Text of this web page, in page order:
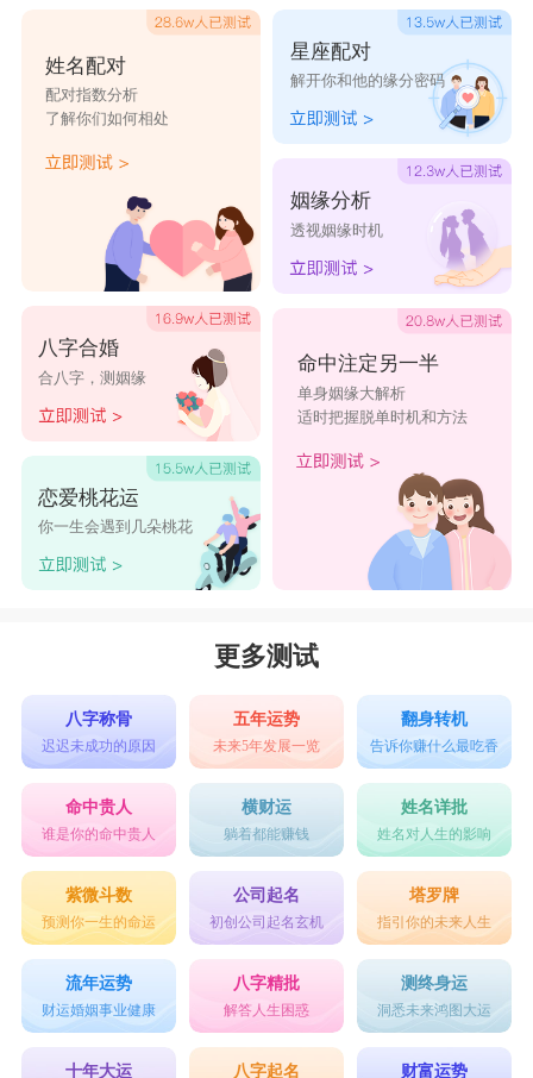
姓名配对
配对指数分析
了解你们如何相处
八字合婚
合八字，测姻缘
恋爱桃花运
你一生会遇到几朵桃花
星座配对
解开你和他的缘分密码
姻缘分析
透视姻缘时机
命中注定另一半
单身姻缘大解析
适时把握脱单时机和方法
更多测试
八字称骨
迟迟未成功的原因
五年运势
未来5年发展一览
翻身转机
告诉你赚什么最吃香
命中贵人
谁是你的命中贵人
横财运
躺着都能赚钱
姓名详批
姓名对人生的影响
紫微斗数
预测你一生的命运
公司起名
初创公司起名玄机
塔罗牌
指引你的未来人生
流年运势
财运婚姻事业健康
八字精批
解答人生困惑
测终身运
洞悉未来鸿图大运
十年大运 八字起名 财富运势